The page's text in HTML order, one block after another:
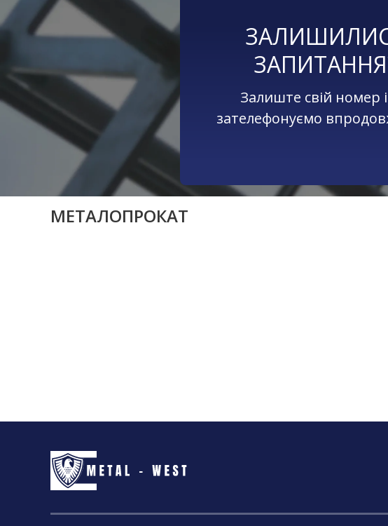
Залиште свій номер
зателефонуємо
МЕТАЛОПРОКАТ